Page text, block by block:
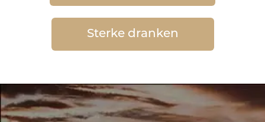
Sterke dranken